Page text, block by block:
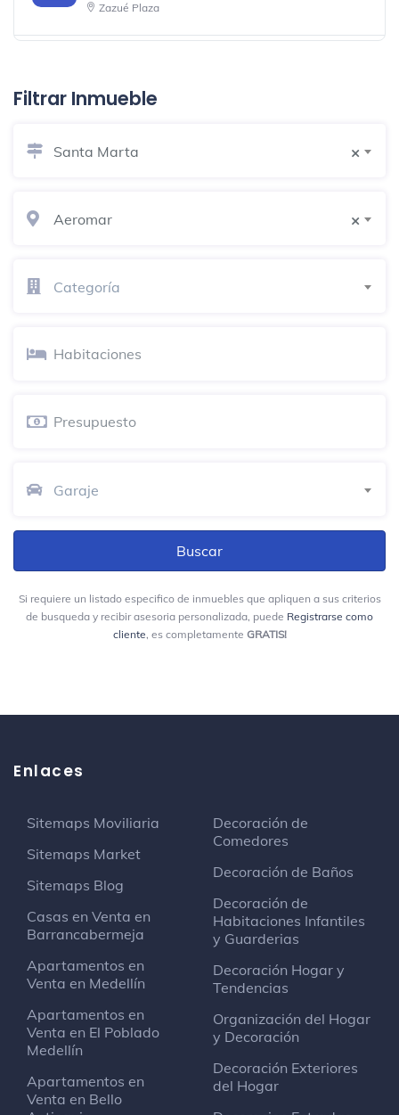
Zazué Plaza
Centro de convenciones
Sala de conferencias
Salón Bolívar
Hotel Porto Horizonte
Irotama Resort
Hotel
Km 14 via a Cienaga
Marisquería
Tienda de vinos y licores
Hugo's Beach Hut
Playa
Irotama Del Lago
Km. 14 vía a Ciénaga
Cajero Bancolombia
Banco
Filtrar Inmueble
×
Santa Marta
×
Aeromar
Categoría
Garaje
Si requiere un listado especifico de inmuebles que apliquen a sus criterios
de busqueda y recibir asesoria personalizada, puede Registrarse como
cliente, es completamente GRATIS!
Enlaces
Sitemaps Moviliaria
Sitemaps Market
Sitemaps Blog
Casas en Venta en
Barrancabermeja
Apartamentos en
Venta en Medellín
Apartamentos en
Venta en El Poblado
Medellín
Apartamentos en
Venta en Bello
Decoración de
Comedores
Decoración de Baños
Decoración de
Habitaciones Infantiles
y Guarderias
Decoración Hogar y
Tendencias
Organización del Hogar
y Decoración
Decoración Exteriores
del Hogar